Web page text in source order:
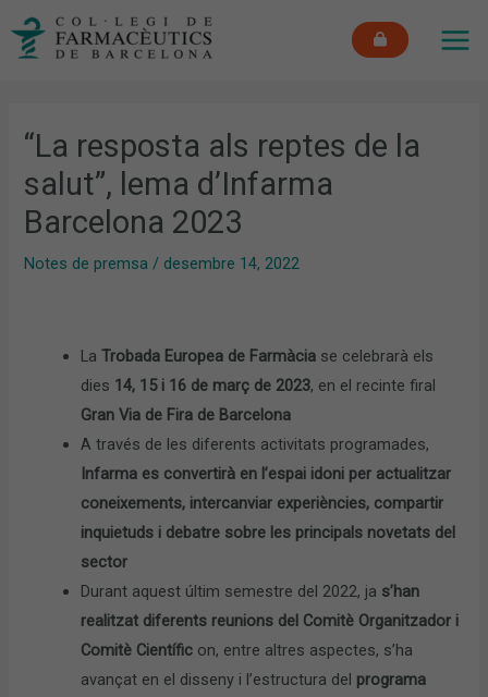
“La resposta als reptes de la
salut”, lema d’Infarma
Barcelona 2023
Notes de premsa / desembre 14, 2022
LaTrobada Europea de Farmàcia se celebrarà els
dies 14, 15 i 16 de març de 2023, en el recinte firal
Gran Via de Fira de Barcelona
A través de les diferents activitats programades,
Infarma es convertirà en l’espai idoni per actualitzar
coneixements, intercanviar experiències, compartir
inquietuds i debatre sobre les principals novetats del
sector
Durant aquest últim semestre del 2022, ja s’han
realitzat diferents reunions del Comitè Organitzador i
Comitè Científic on, entre altres aspectes, s’ha
avançat en el disseny i l’estructura del programa